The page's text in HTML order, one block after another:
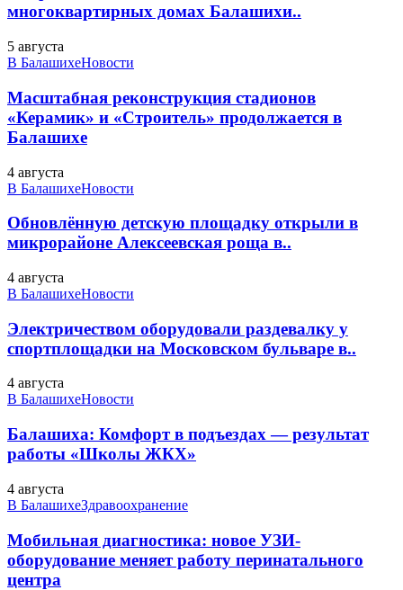
многоквартирных домах Балашихи..
5 августа
В БалашихеНовости
Масштабная реконструкция стадионов
«Керамик» и «Строитель» продолжается в
Балашихе
4 августа
В БалашихеНовости
Обновлённую детскую площадку открыли в
микрорайоне Алексеевская роща в..
4 августа
В БалашихеНовости
Электричеством оборудовали раздевалку у
спортплощадки на Московском бульваре в..
4 августа
В БалашихеНовости
Балашиха: Комфорт в подъездах — результат
работы «Школы ЖКХ»
4 августа
В БалашихеЗдравоохранение
Мобильная диагностика: новое УЗИ-
оборудование меняет работу перинатального
центра